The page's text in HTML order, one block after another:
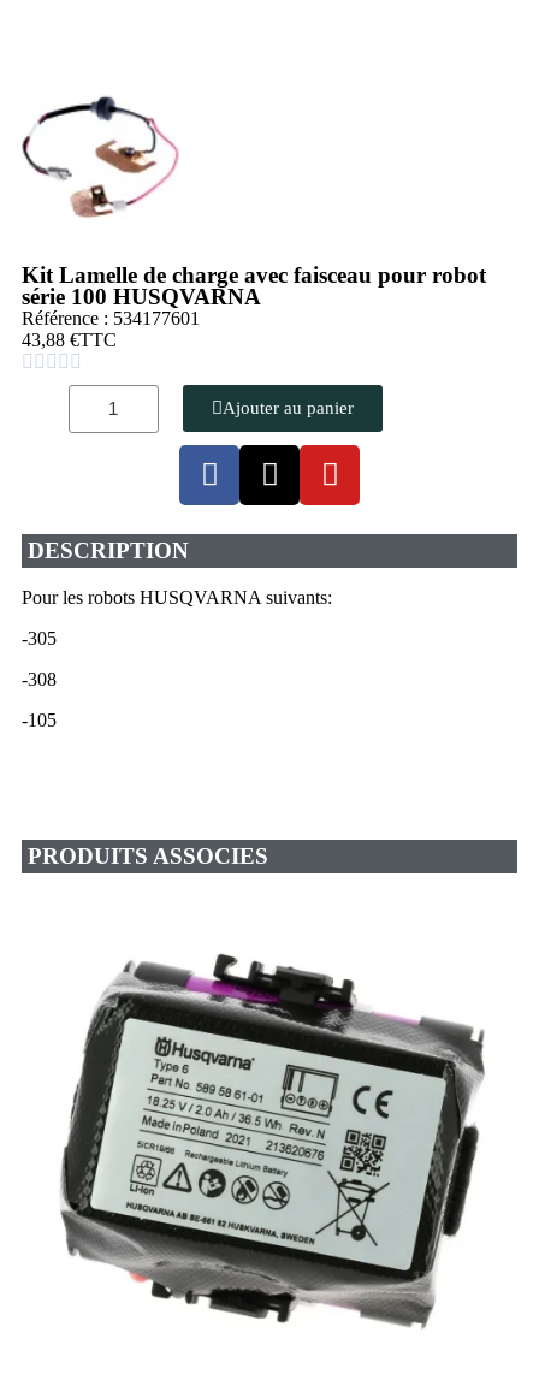
Kit Lamelle de charge avec faisceau pour robot
série 100 HUSQVARNA
Référence : 534177601
43,88 €TTC
    
Ajouter au panier
DESCRIPTION
Pour les robots HUSQVARNA suivants:
-305
-308
-105
PRODUITS ASSOCIES